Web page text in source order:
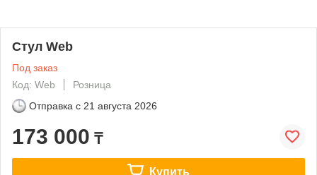
Стул Web
Под заказ
Код: Web
Розница
Отправка с 21 августа 2026
173 000 ₸
Купить